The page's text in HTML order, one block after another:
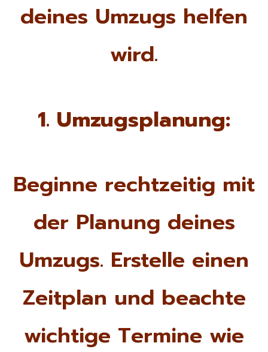
deines Umzugs helfen
wird.
1. Umzugsplanung:
Beginne rechtzeitig mit
der Planung deines
Umzugs. Erstelle einen
Zeitplan und beachte
wichtige Termine wie